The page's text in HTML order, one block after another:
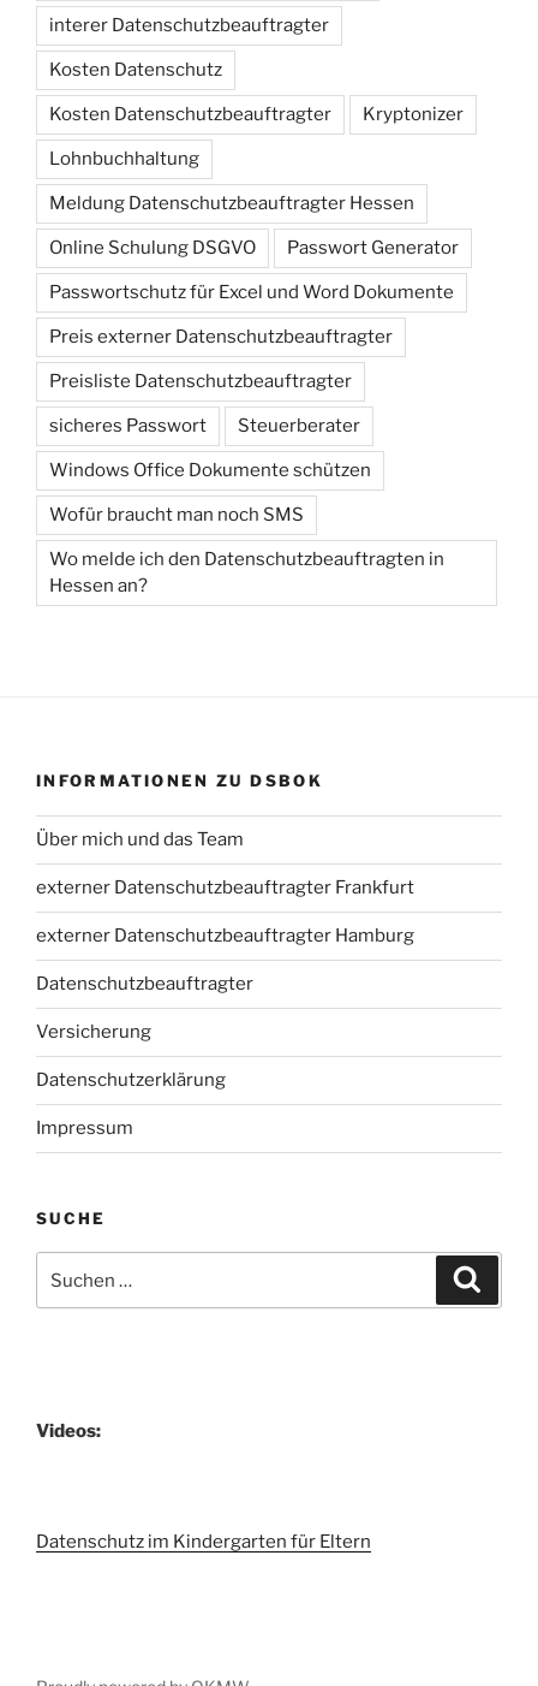
interer Datenschutzbeauftragter
Kosten Datenschutz
Kosten Datenschutzbeauftragter Kryptonizer
Lohnbuchhaltung
Meldung Datenschutzbeauftragter Hessen
Online Schulung DSGVO Passwort Generator
Passwortschutz für Excel und Word Dokumente
Preis externer Datenschutzbeauftragter
Preisliste Datenschutzbeauftragter
sicheres Passwort Steuerberater
Windows Office Dokumente schützen
Wofür braucht man noch SMS
Wo melde ich den Datenschutzbeauftragten in
Hessen an?
INFORMATIONEN ZU DSBOK
Über mich und das Team
externer Datenschutzbeauftragter Frankfurt
externer Datenschutzbeauftragter Hamburg
Datenschutzbeauftragter
Versicherung
Datenschutzerklärung
Impressum
SUCHE
nach:
Videos:
Datenschutz im Kindergarten für Eltern